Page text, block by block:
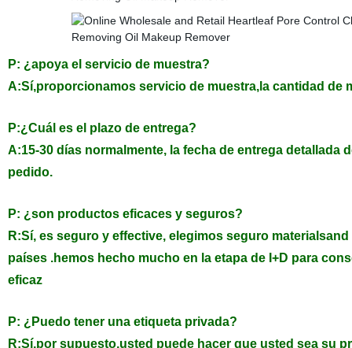
P: ¿apoya el servicio de muestra?
A:Sí,proporcionamos servicio de muestra,la cantidad de
P:¿Cuál es el plazo de entrega?
A:15-30 días normalmente, la fecha de entrega
pedido.
P: ¿son productos eficaces y seguros?
R:Sí, es seguro y effective, elegimos seguro
países .hemos hecho mucho en la etapa de I+D para
eficaz
P: ¿Puedo tener una etiqueta privada?
R:Sí,por supuesto,usted puede hacer que usted sea su